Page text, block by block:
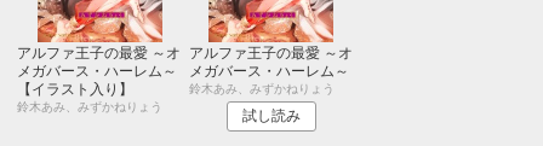
アルファ王子の最愛 ～オ
メガバース・ハーレム～
【イラスト入り】
鈴木あみ、みずかねりょう
アルファ王子の最愛 ～オ
メガバース・ハーレム～
鈴木あみ、みずかねりょう
試し読み